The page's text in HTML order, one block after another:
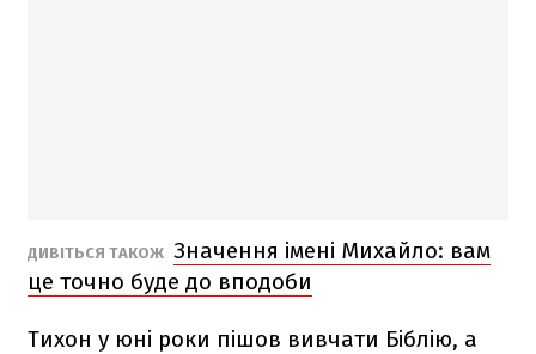
ДИВІТЬСЯ ТАКОЖ Значення імені Михайло: вам
це точно буде до вподоби
Тихон у юні роки пішов вивчати Біблію, а